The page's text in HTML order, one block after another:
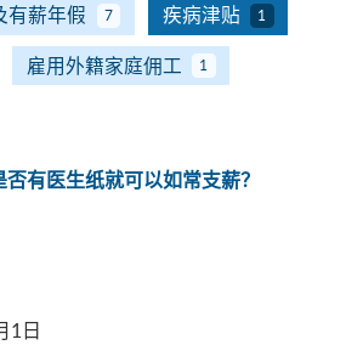
有薪年假 7 疾病津贴 1
雇用外籍家庭佣工 1
有医生纸就可以如常支薪？
1日